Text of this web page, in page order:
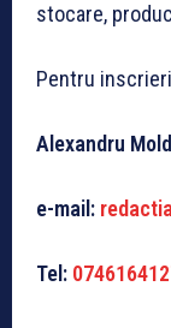
stocare,
Pentru
Alexandru
e-mail:
Tel: